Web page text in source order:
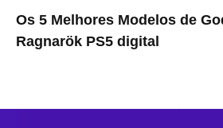
Os 5 Melhores Modelos de
Ragnarök PS5 digital